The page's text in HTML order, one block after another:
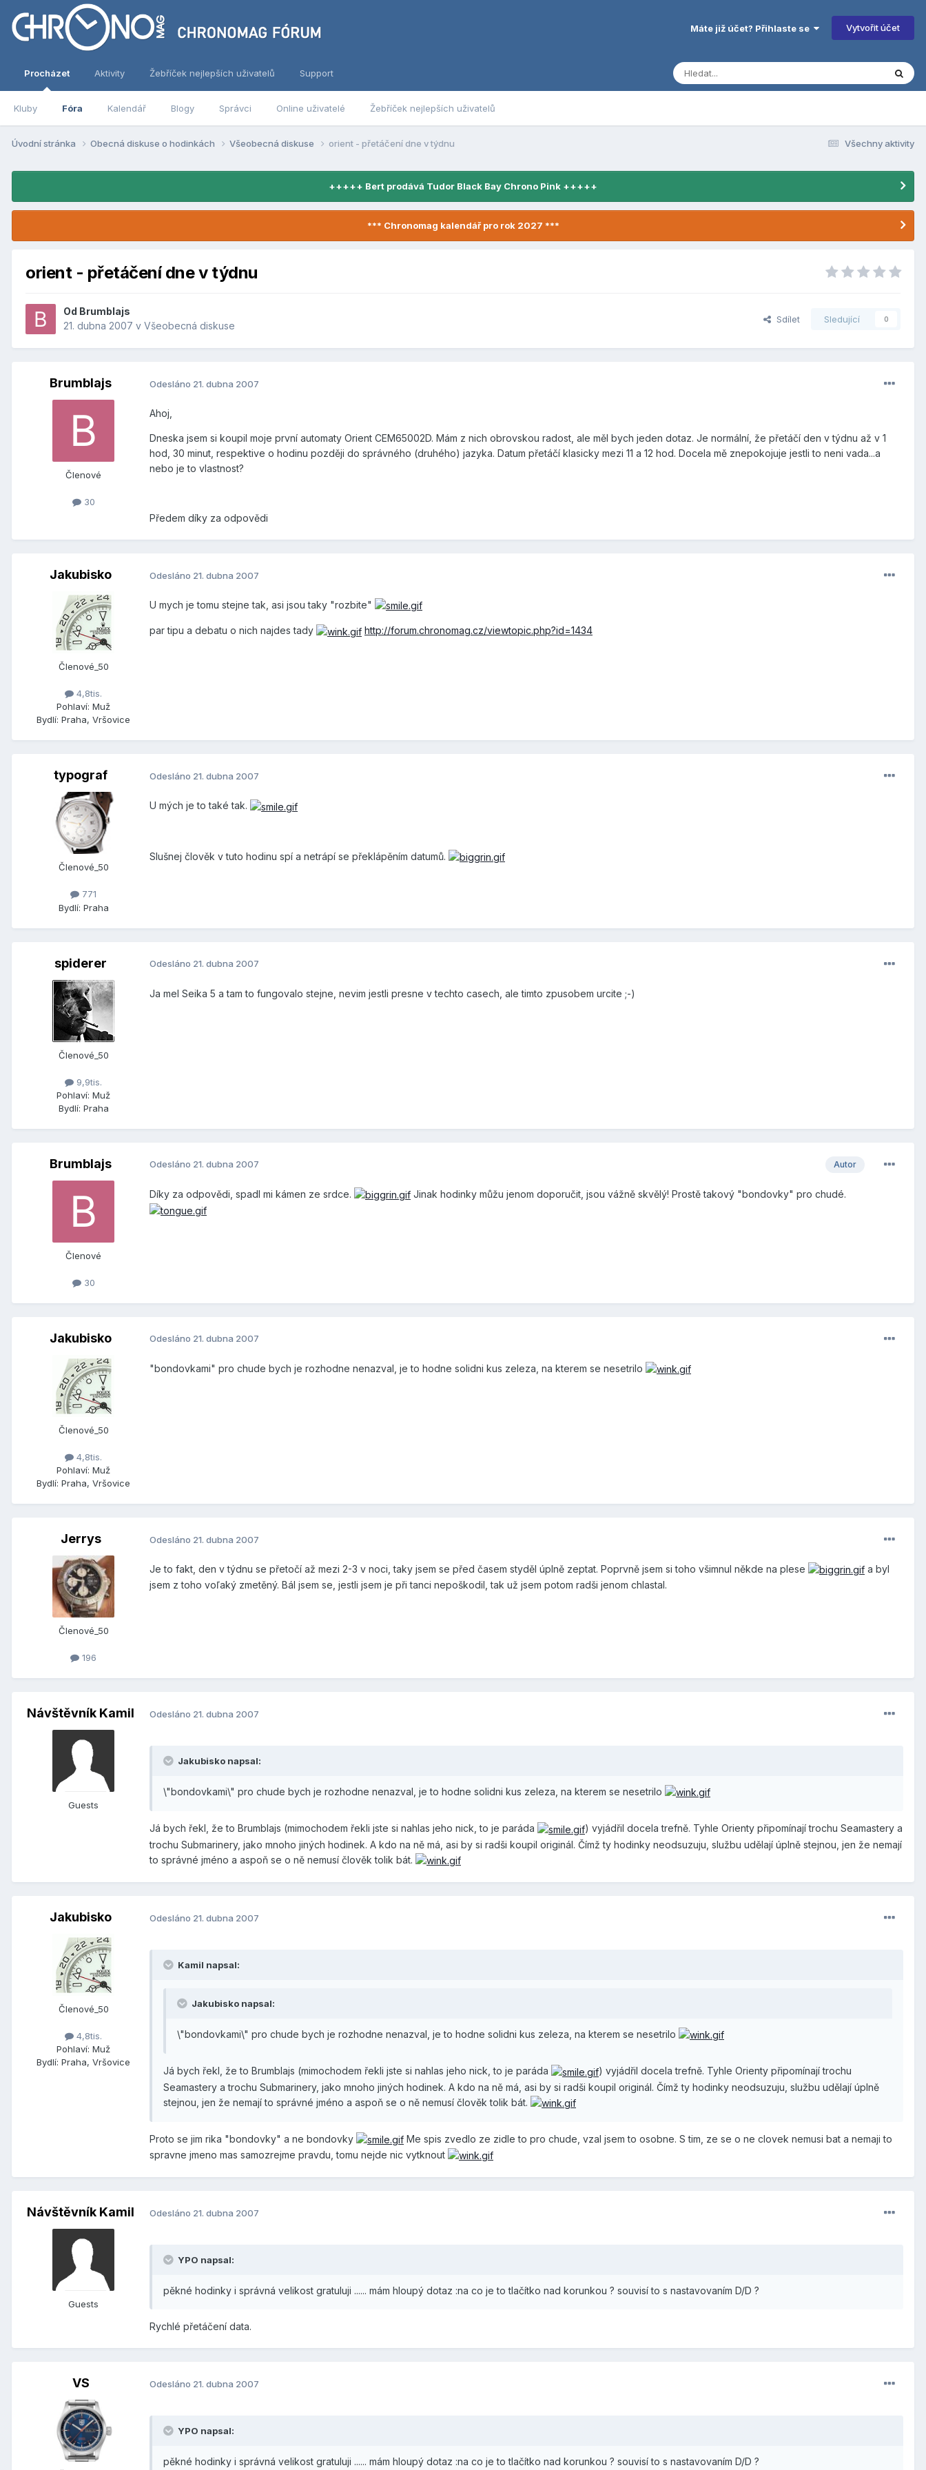
Máte již účet? Přihlaste se Vytvořit účet
Procházet
Kluby Fóra Kalendář Blogy Správci Online uživatelé Žebříček nejlepších uživatelů
Aktivity Žebříček nejlepších uživatelů Support
Všechny aktivity
Úvodní stránka Obecná diskuse o hodinkách Všeobecná diskuse orient - přetáčení dne v týdnu
+++++ Bert prodává Tudor Black Bay Chrono Pink +++++
*** Chronomag kalendář pro rok 2027 ***
orient - přetáčení dne v týdnu
Od Brumblajs
21. dubna 2007 v Všeobecná diskuse
Sdílet Sledující 0
Brumblajs
Členové
30
Odesláno 21. dubna 2007
Ahoj,
Dneska jsem si koupil moje první automaty Orient CEM65002D. Mám z nich obrovskou radost, ale měl bych jeden dotaz. Je normální, že přetáčí den v týdnu až v 1
hod, 30 minut, respektive o hodinu později do správného (druhého) jazyka. Datum přetáčí klasicky mezi 11 a 12 hod. Docela mě znepokojuje jestli to neni vada...a
nebo je to vlastnost?
Předem díky za odpovědi
Jakubisko
Členové_50
4,8tis.
Pohlaví: Muž
Bydlí: Praha, Vršovice
Odesláno 21. dubna 2007
U mych je tomu stejne tak, asi jsou taky "rozbite"
par tipu a debatu o nich najdes tady http://forum.chronomag.cz/viewtopic.php?id=1434
typograf
Členové_50
771
Bydlí: Praha
Odesláno 21. dubna 2007
U mých je to také tak.
Slušnej člověk v tuto hodinu spí a netrápí se překlápěním datumů.
spiderer
Členové_50
9,9tis.
Pohlaví: Muž
Bydlí: Praha
Odesláno 21. dubna 2007
Ja mel Seika 5 a tam to fungovalo stejne, nevim jestli presne v techto casech, ale timto zpusobem urcite ;-)
Brumblajs
Členové
30
Autor
Odesláno 21. dubna 2007
Díky za odpovědi, spadl mi kámen ze srdce. Jinak hodinky můžu jenom doporučit, jsou vážně skvělý! Prostě takový "bondovky" pro chudé.
Jakubisko
Členové_50
4,8tis.
Pohlaví: Muž
Bydlí: Praha, Vršovice
Odesláno 21. dubna 2007
"bondovkami" pro chude bych je rozhodne nenazval, je to hodne solidni kus zeleza, na kterem se nesetrilo
Jerrys
Členové_50
196
Odesláno 21. dubna 2007
Je to fakt, den v týdnu se přetočí až mezi 2-3 v noci, taky jsem se před časem styděl úplně zeptat. Poprvně jsem si toho všimnul někde na plese
a byl
jsem z toho voľaký zmetěný. Bál jsem se, jestli jsem je při tanci nepoškodil, tak už jsem potom radši jenom chlastal.
Návštěvník Kamil
Guests
Odesláno 21. dubna 2007
Jakubisko napsal:
\"bondovkami\" pro chude bych je rozhodne nenazval, je to hodne solidni kus zeleza, na kterem se nesetrilo
Já bych řekl, že to Brumblajs (mimochodem řekli jste si nahlas jeho nick, to je paráda
) vyjádřil docela trefně. Tyhle Orienty připomínají trochu Seamastery a
trochu Submarinery, jako mnoho jiných hodinek. A kdo na ně má, asi by si radši koupil originál. Čímž ty hodinky neodsuzuju, službu udělají úplně stejnou, jen že nemají
to správné jméno a aspoň se o ně nemusí člověk tolik bát.
Jakubisko
Členové_50
4,8tis.
Pohlaví: Muž
Bydlí: Praha, Vršovice
Odesláno 21. dubna 2007
Kamil napsal:
Jakubisko napsal:
\"bondovkami\" pro chude bych je rozhodne nenazval, je to hodne solidni kus zeleza, na kterem se nesetrilo
Já bych řekl, že to Brumblajs (mimochodem řekli jste si nahlas jeho nick, to je paráda
) vyjádřil docela trefně. Tyhle Orienty připomínají trochu
Seamastery a trochu Submarinery, jako mnoho jiných hodinek. A kdo na ně má, asi by si radši koupil originál. Čímž ty hodinky neodsuzuju, službu udělají úplně
stejnou, jen že nemají to správné jméno a aspoň se o ně nemusí člověk tolik bát.
Proto se jim rika "bondovky" a ne bondovky
Me spis zvedlo ze zidle to pro chude, vzal jsem to osobne. S tim, ze se o ne clovek nemusi bat a nemaji to
spravne jmeno mas samozrejme pravdu, tomu nejde nic vytknout
Návštěvník Kamil
Guests
Odesláno 21. dubna 2007
YPO napsal:
pěkné hodinky i správná velikost gratuluji ...... mám hloupý dotaz :na co je to tlačítko nad korunkou ? souvisí to s nastavovaním D/D ?
Rychlé přetáčení data.
VS Odesláno 21. dubna 2007
YPO napsal:
pěkné hodinky i správná velikost gratuluji ...... mám hloupý dotaz :na co je to tlačítko nad korunkou ? souvisí to s nastavovaním D/D ?